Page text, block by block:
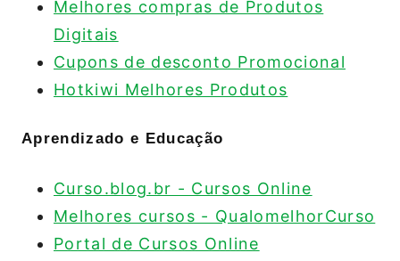
Melhores compras de Produtos
Digitais
Cupons de desconto Promocional
Hotkiwi Melhores Produtos
Aprendizado e Educação
Curso.blog.br - Cursos Online
Melhores cursos - QualomelhorCurso
Portal de Cursos Online